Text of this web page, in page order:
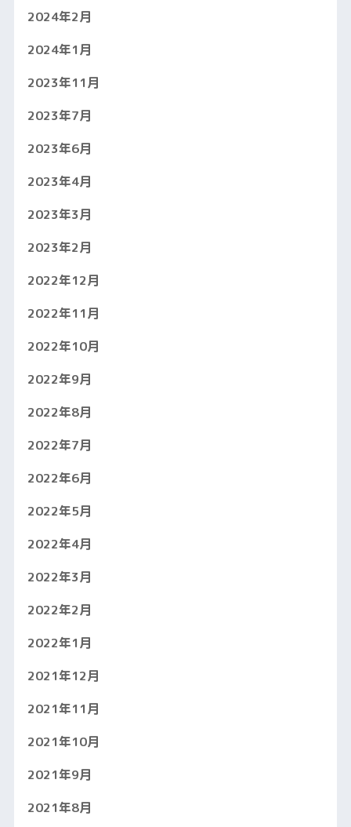
2024年2月
2024年1月
2023年11月
2023年7月
2023年6月
2023年4月
2023年3月
2023年2月
2022年12月
2022年11月
2022年10月
2022年9月
2022年8月
2022年7月
2022年6月
2022年5月
2022年4月
2022年3月
2022年2月
2022年1月
2021年12月
2021年11月
2021年10月
2021年9月
2021年8月